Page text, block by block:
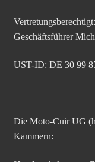
Vertretungsberechtigt:
Geschäftsführer
UST-ID: DE 30 99
Die Moto-Cuir UG
Kammern: